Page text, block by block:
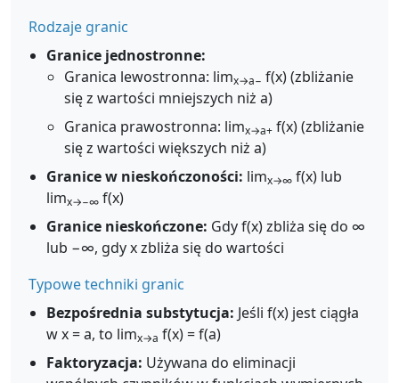
Rodzaje granic
Granice jednostronne:
Granica lewostronna: limx→a− f(x) (zbliżanie
się z wartości mniejszych niż a)
Granica prawostronna: limx→a+ f(x) (zbliżanie
się z wartości większych niż a)
Granice w nieskończoności: limx→∞ f(x) lub
limx→−∞ f(x)
Granice nieskończone: Gdy f(x) zbliża się do ∞
lub −∞, gdy x zbliża się do wartości
Typowe techniki granic
Bezpośrednia substytucja: Jeśli f(x) jest ciągła
w x = a, to limx→a f(x) = f(a)
Faktoryzacja: Używana do eliminacji